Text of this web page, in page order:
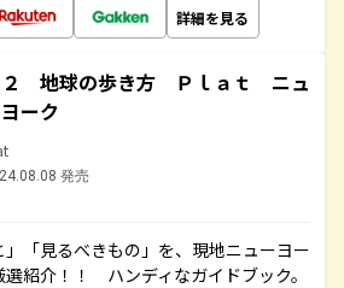
詳細を見る
２ 地球の歩き方 Ｐｌａｔ ニュ
ーク
発売
」「見るべきもの」を、現地ニューヨー
紹介！！ ハンディなガイドブック。